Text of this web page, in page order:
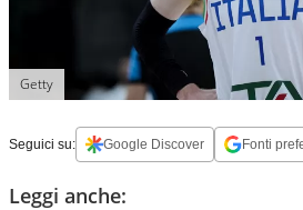
Getty
Seguici su: Google Discover Fonti
Leggi anche: